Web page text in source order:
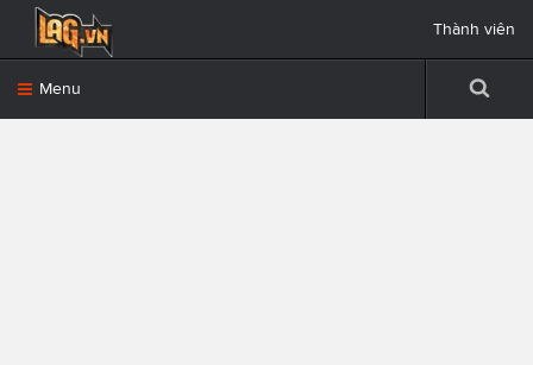
Menu
Thành viên